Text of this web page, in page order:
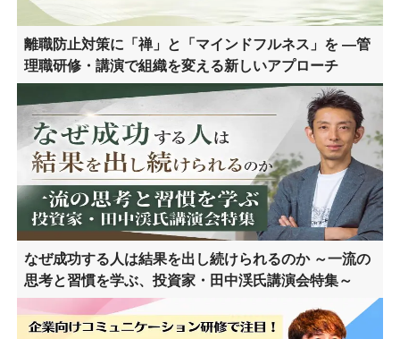
離職防止対策に「禅」と「マインドフルネス」を ―管
理職研修・講演で組織を変える新しいアプローチ
なぜ成功する人は結果を出し続けられるのか ～一流の
思考と習慣を学ぶ、投資家・田中渓氏講演会特集～